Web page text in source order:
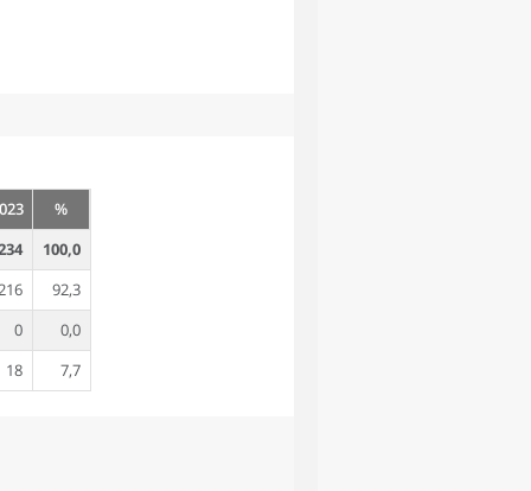
%
100,0
92,3
0
0,0
18
7,7